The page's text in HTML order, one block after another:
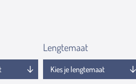
Lengtemaat